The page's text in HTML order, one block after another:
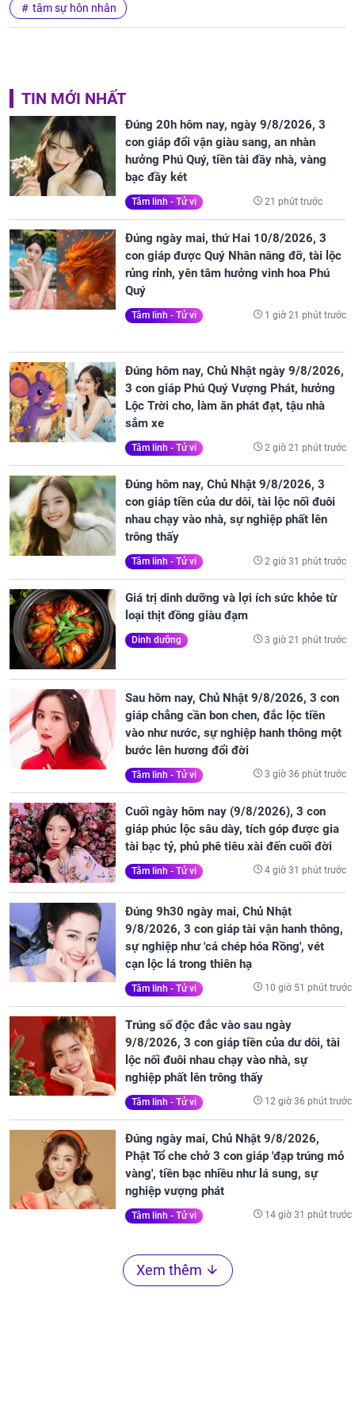
tâm sự hôn nhân
TIN MỚI NHẤT
Đúng 20h hôm nay, ngày 9/8/2026, 3
con giáp đổi vận giàu sang, an nhàn
hưởng Phú Quý, tiền tài đầy nhà, vàng
bạc đầy két
Tâm linh - Tử vi 21 phút trước
Đúng ngày mai, thứ Hai 10/8/2026, 3
con giáp được Quý Nhân nâng đỡ, tài lộc
rủng rỉnh, yên tâm hưởng vinh hoa Phú
Quý
Tâm linh - Tử vi 1 giờ 21 phút trước
Đúng hôm nay, Chủ Nhật ngày 9/8/2026,
3 con giáp Phú Quý Vượng Phát, hưởng
Lộc Trời cho, làm ăn phát đạt, tậu nhà
sắm xe
Tâm linh - Tử vi 2 giờ 21 phút trước
Đúng hôm nay, Chủ Nhật 9/8/2026, 3
con giáp tiền của dư dôi, tài lộc nối đuôi
nhau chạy vào nhà, sự nghiệp phất lên
trông thấy
Tâm linh - Tử vi 2 giờ 31 phút trước
Giá trị dinh dưỡng và lợi ích sức khỏe từ
loại thịt đồng giàu đạm
Dinh dưỡng 3 giờ 21 phút trước
Sau hôm nay, Chủ Nhật 9/8/2026, 3 con
giáp chẳng cần bon chen, đắc lộc tiền
vào như nước, sự nghiệp hanh thông một
bước lên hương đổi đời
Tâm linh - Tử vi 3 giờ 36 phút trước
Cuối ngày hôm nay (9/8/2026), 3 con
giáp phúc lộc sâu dày, tích góp được gia
tài bạc tỷ, phủ phê tiêu xài đến cuối đời
Tâm linh - Tử vi 4 giờ 31 phút trước
Đúng 9h30 ngày mai, Chủ Nhật
9/8/2026, 3 con giáp tài vận hanh thông,
sự nghiệp như 'cá chép hóa Rồng', vét
cạn lộc lá trong thiên hạ
Tâm linh - Tử vi 10 giờ 51 phút trước
Trúng số độc đắc vào sau ngày
9/8/2026, 3 con giáp tiền của dư dôi, tài
lộc nối đuôi nhau chạy vào nhà, sự
nghiệp phất lên trông thấy
Tâm linh - Tử vi 12 giờ 36 phút trước
Đúng ngày mai, Chủ Nhật 9/8/2026,
Phật Tổ che chở 3 con giáp 'đạp trúng mỏ
vàng', tiền bạc nhiều như lá sung, sự
nghiệp vượng phát
Tâm linh - Tử vi 14 giờ 31 phút trước
Xem thêm